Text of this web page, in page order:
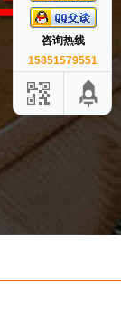
咨询热线
15851579551